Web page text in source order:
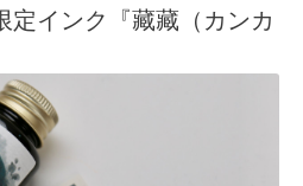
インク『藏藏（カンカ